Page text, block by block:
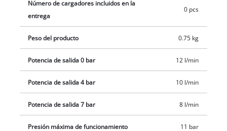
envío se realiza sin batería ni cargador, estos son adquiribles
por separado, por ejemplo, como un práctico set para
principiantes.
Número de cargadores incluidos en la
entrega
0 pcs
Peso del producto 0.75 kg
Potencia de salida 0 bar 12 l/min
Potencia de salida 4 bar 10 l/min
Potencia de salida 7 bar 8 l/min
Presión máxima de funcionamiento 11 bar